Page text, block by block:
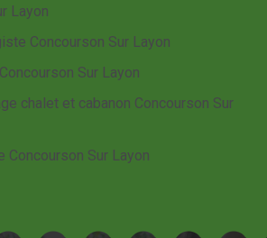
Layon
Concourson Sur Layon
Sur Layon
chalet et cabanon Concourson Sur
Concourson Sur Layon